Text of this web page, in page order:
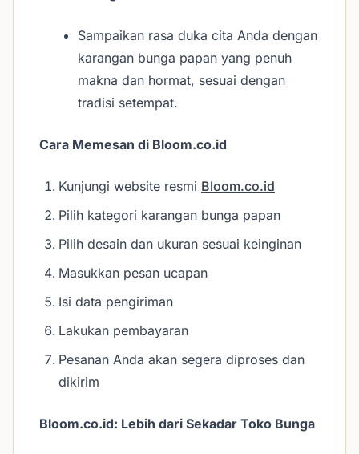
Sampaikan rasa duka cita Anda dengan
karangan bunga papan yang penuh
makna dan hormat, sesuai dengan
tradisi setempat.
Cara Memesan di Bloom.co.id
Kunjungi website resmi Bloom.co.id
Pilih kategori karangan bunga papan
Pilih desain dan ukuran sesuai keinginan
Masukkan pesan ucapan
Isi data pengiriman
Lakukan pembayaran
Pesanan Anda akan segera diproses dan
dikirim
Bloom.co.id: Lebih dari Sekadar Toko Bunga